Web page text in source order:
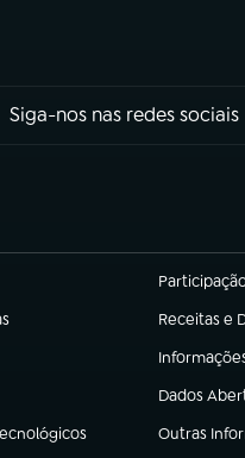
Siga-nos nas redes sociais
(abre em
Receitas e
(abre em
(abre em
Dados
(abre em
Outras
(abre em